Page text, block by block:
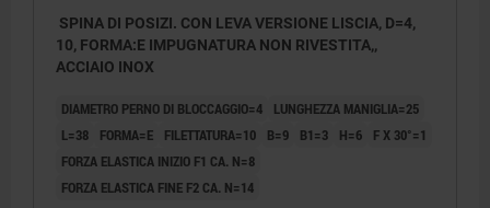
SPINA DI POSIZI. CON LEVA VERSIONE LISCIA, D=4,
10, FORMA:E IMPUGNATURA NON RIVESTITA,,
ACCIAIO INOX
DIAMETRO PERNO DI BLOCCAGGIO=4
LUNGHEZZA MANIGLIA=25
L=38
FORMA=E FILETTATURA=10 B=9 B1=3 H=6
F X 30°=1
FORZA ELASTICA INIZIO F1 CA. N=8
FORZA ELASTICA FINE F2 CA. N=14